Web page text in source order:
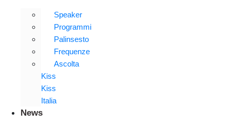
Speaker
Programmi
Palinsesto
Frequenze
Ascolta
Kiss
Kiss
Italia
News